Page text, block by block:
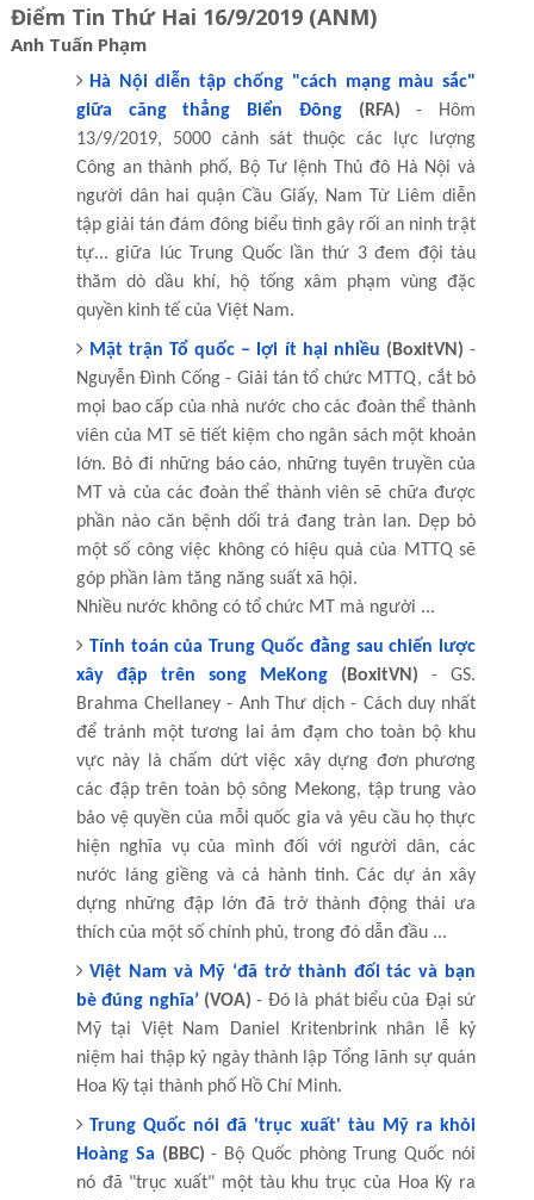
Điểm Tin Thứ Hai 16/9/2019 (ANM)
Anh Tuấn Phạm
Hà Nội diễn tập chống "cách mạng màu sắc"
giữa căng thẳng Biển Đông(RFA) - Hôm
13/9/2019, 5000 cảnh sát thuộc các lực lượng
Công an thành phố, Bộ Tư lệnh Thủ đô Hà Nội và
người dân hai quận Cầu Giấy, Nam Từ Liêm diễn
tập giải tán đám đông biểu tình gây rối an ninh trật
tự... giữa lúc Trung Quốc lần thứ 3 đem đội tàu
thăm dò dầu khí, hộ tống xâm phạm vùng đặc
quyền kinh tế của Việt Nam.
Mặt trận Tổ quốc – lợi ít hại nhiều (BoxitVN) -
Nguyễn Đình Cống - Giải tán tổ chức MTTQ, cắt bỏ
mọi bao cấp của nhà nước cho các đoàn thể thành
viên của MT sẽ tiết kiệm cho ngân sách một khoản
lớn. Bỏ đi những báo cáo, những tuyên truyền của
MT và của các đoàn thể thành viên sẽ chữa được
phần nào căn bệnh dối trá đang tràn lan. Dẹp bỏ
một số công việc không có hiệu quả của MTTQ sẽ
góp phần làm tăng năng suất xã hội.
Nhiều nước không có tổ chức MT mà người ...
Tính toán của Trung Quốc đằng sau chiến lược
xây đập trên song MeKong (BoxitVN) - GS.
Brahma Chellaney - Anh Thư dịch - Cách duy nhất
để tránh một tương lai ảm đạm cho toàn bộ khu
vực này là chấm dứt việc xây dựng đơn phương
các đập trên toàn bộ sông Mekong, tập trung vào
bảo vệ quyền của mỗi quốc gia và yêu cầu họ thực
hiện nghĩa vụ của mình đối với người dân, các
nước láng giềng và cả hành tinh. Các dự án xây
dựng những đập lớn đã trở thành động thái ưa
thích của một số chính phủ, trong đó dẫn đầu ...
Việt Nam và Mỹ ‘đã trở thành đối tác và bạn
bè đúng nghĩa’(VOA) - Đó là phát biểu của Đại sứ
Mỹ tại Việt Nam Daniel Kritenbrink nhân lễ kỷ
niệm hai thập kỷ ngày thành lập Tổng lãnh sự quán
Hoa Kỳ tại thành phố Hồ Chí Minh.
Trung Quốc nói đã 'trục xuất' tàu Mỹ ra khỏi
Hoàng Sa (BBC) - Bộ Quốc phòng Trung Quốc nói
nó đã "trục xuất" một tàu khu trục của Hoa Kỳ ra